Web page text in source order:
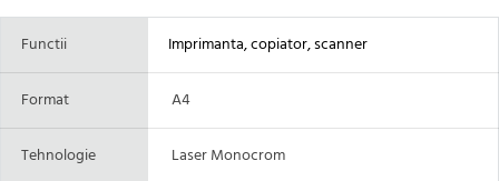
Functii Imprimanta, copiator, scanner
Format A4
Tehnologie Laser Monocrom